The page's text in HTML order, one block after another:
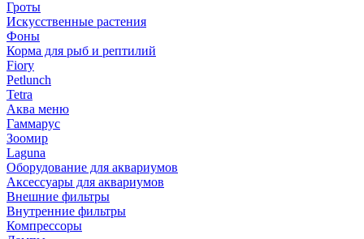
Гроты
Искусственные растения
Фоны
Корма для рыб и рептилий
Fiory
Petlunch
Tetra
Аква меню
Гаммарус
Зоомир
Laguna
Оборудование для аквариумов
Аксессуары для аквариумов
Внешние фильтры
Внутренние фильтры
Компрессоры